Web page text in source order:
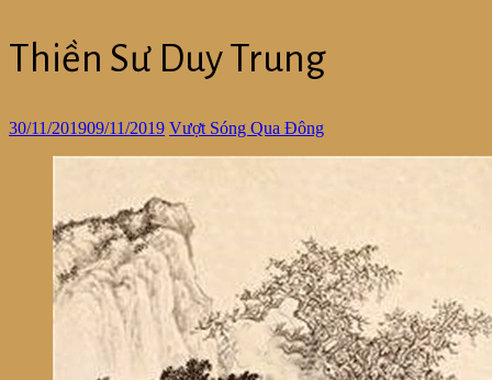
Thiền Sư Duy Trung
30/11/201909/11/2019 Vượt Sóng Qua Đông